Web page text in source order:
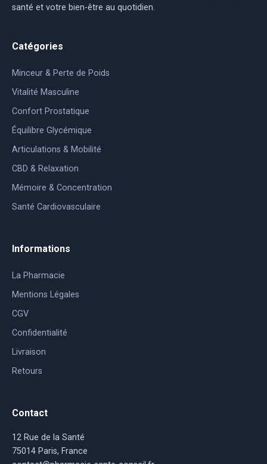
santé et votre bien-être au quotidien.
Catégories
Minceur & Perte de Poids
Vitalité Masculine
Confort Prostatique
Équilibre Glycémique
Articulations & Mobilité
CBD & Relaxation
Mémoire & Concentration
Santé Cardiovasculaire
Informations
La Pharmacie
Mentions Légales
CGV
Confidentialité
Livraison
Retours
Contact
12 Rue de la Santé
75014 Paris, France